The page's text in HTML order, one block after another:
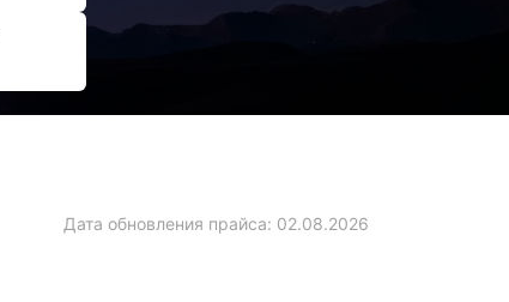
Дата обновления прайса: 02.08.2026